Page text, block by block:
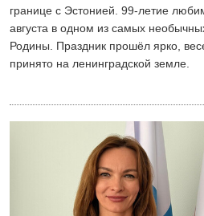
границе с Эстонией. 99-летие
августа в одном из самых
Родины. Праздник прошёл ярко,
принято на ленинградской земле.